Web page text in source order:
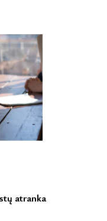
atranka